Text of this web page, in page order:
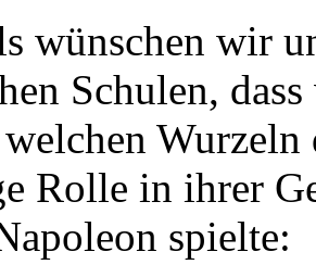
wünschen wir
Schulen,
Rolle in ihrer
spielte: